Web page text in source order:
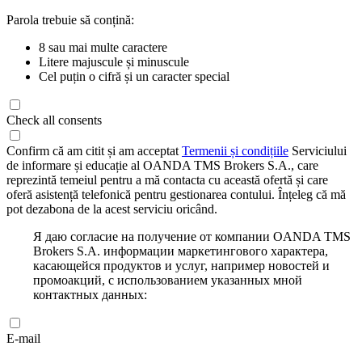
Parola trebuie să conțină:
8 sau mai multe caractere
Litere majuscule și minuscule
Cel puțin o cifră și un caracter special
Check all consents
Confirm că am citit și am acceptat Termenii și condițiile Serviciului
de informare și educație al OANDA TMS Brokers S.A., care
reprezintă temeiul pentru a mă contacta cu această ofertă și care
oferă asistență telefonică pentru gestionarea contului. Înțeleg că mă
pot dezabona de la acest serviciu oricând.
Я даю согласие на получение от компании OANDA TMS
Brokers S.A. информации маркетингового характера,
касающейся продуктов и услуг, например новостей и
промоакций, с использованием указанных мной
контактных данных:
E-mail